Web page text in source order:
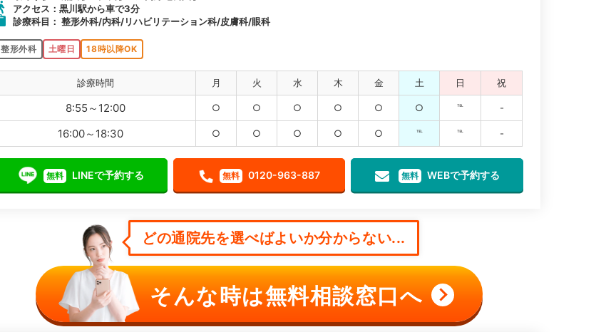
アクセス：黒川駅から車で3分
診療科目： 整形外科/内科/リハビリテーション科/皮膚科/眼科
整形外科 土曜日 18時以降OK
診療時間 月 火 水 木 金 土 日 祝
8:55～12:00 ○ ○ ○ ○ ○ ○ ℡ -
16:00～18:30 ○ ○ ○ ○ ○ ℡ ℡ -
無料 LINEで予約する 無料 0120-963-887 無料 WEBで予約する
どの通院先を選べばよいか分からない...
そんな時は無料相談窓口へ